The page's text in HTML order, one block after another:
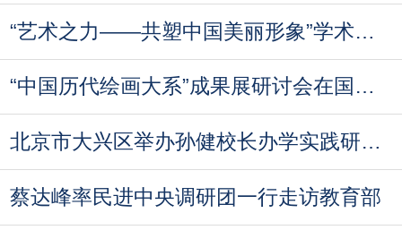
“艺术之力——共塑中国美丽形象”学术论坛即
“中国历代绘画大系”成果展研讨会在国家博物
北京市大兴区举办孙健校长办学实践研讨会
蔡达峰率民进中央调研团一行走访教育部